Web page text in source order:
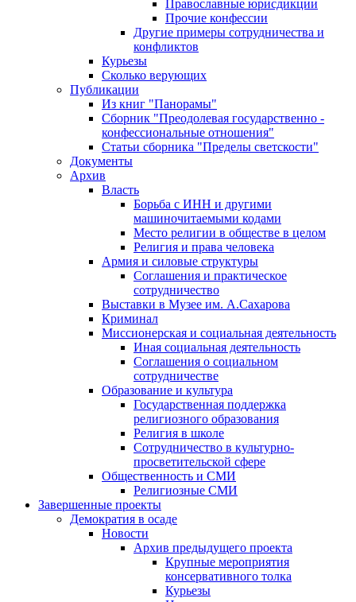
Православные юрисдикции
Прочие конфессии
Другие примеры сотрудничества и
конфликтов
Курьезы
Сколько верующих
Публикации
Из книг "Панорамы"
Сборник "Преодолевая государственно -
конфессиональные отношения"
Статьи сборника "Пределы светскости"
Документы
Архив
Власть
Борьба с ИНН и другими
машиночитаемыми кодами
Место религии в обществе в целом
Религия и права человека
Армия и силовые структуры
Соглашения и практическое
сотрудничество
Выставки в Музее им. А.Сахарова
Криминал
Миссионерская и социальная деятельность
Иная социальная деятельность
Соглашения о социальном
сотрудничестве
Образование и культура
Государственная поддержка
религиозного образования
Религия в школе
Сотрудничество в культурно-
просветительской сфере
Общественность и СМИ
Религиозные СМИ
Завершенные проекты
Демократия в осаде
Новости
Архив предыдущего проекта
Крупные мероприятия
консервативного толка
Курьезы